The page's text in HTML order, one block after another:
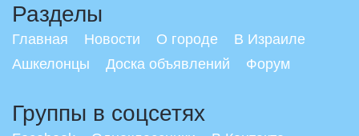
Разделы
Главная Новости О городе
В Израиле
Ашкелонцы
Доска объявлений Форум
Группы в соцсетях